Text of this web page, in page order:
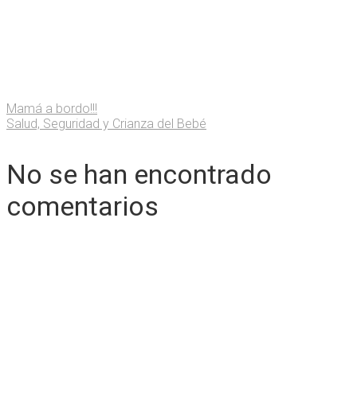
Mamá a bordo!!!
Salud, Seguridad y Crianza del Bebé
No se han encontrado
comentarios